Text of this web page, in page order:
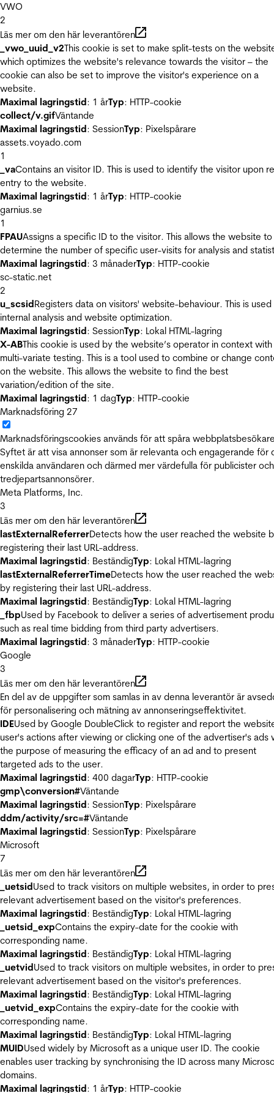
VWO
2
Läs mer om den här leverantören
_vwo_uuid_v2This cookie is set to make split-tests on the
which optimizes the website's relevance towards the visitor – the
cookie can also be set to improve the visitor's experience on a
website.
Maximal lagringstid: 1 årTyp: HTTP-cookie
collect/v.gifVäntande
Maximal lagringstid: SessionTyp: Pixelspårare
assets.voyado.com
1
_vaContains an visitor ID. This is used to identify the visitor upon
entry to the website.
Maximal lagringstid: 1 årTyp: HTTP-cookie
garnius.se
1
FPAUAssigns a specific ID to the visitor. This allows the website to
determine the number of specific user-visits for analysis and
Maximal lagringstid: 3 månaderTyp: HTTP-cookie
sc-static.net
2
u_scsidRegisters data on visitors' website-behaviour. This is
internal analysis and website optimization.
Maximal lagringstid: SessionTyp: Lokal HTML-lagring
X-ABThis cookie is used by the website’s operator in context with
multi-variate testing. This is a tool used to combine or change
on the website. This allows the website to find the best
variation/edition of the site.
Maximal lagringstid: 1 dagTyp: HTTP-cookie
Marknadsföring 27
Marknadsföringscookies används för att spåra
Syftet är att visa annonser som är relevanta och engagerande för
enskilda användaren och därmed mer värdefulla för publicister och
tredjepartsannonsörer.
Meta Platforms, Inc.
3
Läs mer om den här leverantören
lastExternalReferrerDetects how the user reached the website
registering their last URL-address.
Maximal lagringstid: BeständigTyp: Lokal HTML-lagring
lastExternalReferrerTimeDetects how the user reached the
by registering their last URL-address.
Maximal lagringstid: BeständigTyp: Lokal HTML-lagring
_fbpUsed by Facebook to deliver a series of advertisement
such as real time bidding from third party advertisers.
Maximal lagringstid: 3 månaderTyp: HTTP-cookie
Google
3
Läs mer om den här leverantören
En del av de uppgifter som samlas in av denna leverantör är
för personalisering och mätning av annonseringseffektivitet.
IDEUsed by Google DoubleClick to register and report the
user's actions after viewing or clicking one of the advertiser's ads
the purpose of measuring the efficacy of an ad and to present
targeted ads to the user.
Maximal lagringstid: 400 dagarTyp: HTTP-cookie
gmp\conversion#Väntande
Maximal lagringstid: SessionTyp: Pixelspårare
ddm/activity/src=#Väntande
Maximal lagringstid: SessionTyp: Pixelspårare
Microsoft
7
Läs mer om den här leverantören
_uetsidUsed to track visitors on multiple websites, in order to
relevant advertisement based on the visitor's preferences.
Maximal lagringstid: BeständigTyp: Lokal HTML-lagring
_uetsid_expContains the expiry-date for the cookie with
corresponding name.
Maximal lagringstid: BeständigTyp: Lokal HTML-lagring
_uetvidUsed to track visitors on multiple websites, in order to
relevant advertisement based on the visitor's preferences.
Maximal lagringstid: BeständigTyp: Lokal HTML-lagring
_uetvid_expContains the expiry-date for the cookie with
corresponding name.
Maximal lagringstid: BeständigTyp: Lokal HTML-lagring
MUIDUsed widely by Microsoft as a unique user ID. The cookie
enables user tracking by synchronising the ID across many
domains.
Maximal lagringstid: 1 årTyp: HTTP-cookie